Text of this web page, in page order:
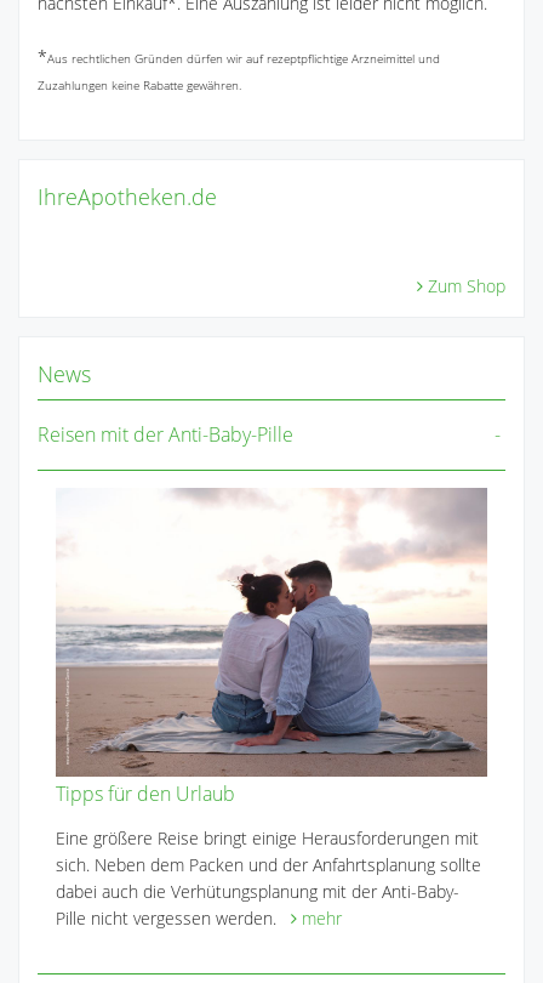
*Aus rechtlichen Gründen dürfen wir auf rezeptpflichtige Arzneimittel und
Zuzahlungen keine Rabatte gewähren.
IhreApotheken.de
Zum Shop
News
Reisen mit der Anti-Baby-Pille
Tipps für den Urlaub
Eine größere Reise bringt einige Herausforderungen mit
sich. Neben dem Packen und der Anfahrtsplanung sollte
dabei auch die Verhütungsplanung mit der Anti-Baby-
Pille nicht vergessen werden.
mehr